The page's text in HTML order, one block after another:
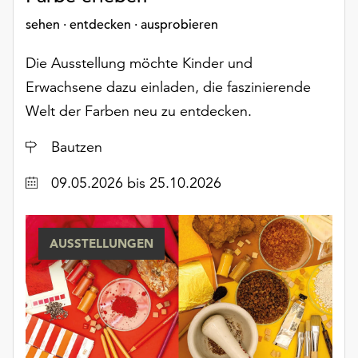
sehen · entdecken · ausprobieren
Die Ausstellung möchte Kinder und
Erwachsene dazu einladen, die faszinierende
Welt der Farben neu zu entdecken.
Ort
Bautzen
Datum09.05.2026 bis 25.10.2026
AUSSTELLUNGEN